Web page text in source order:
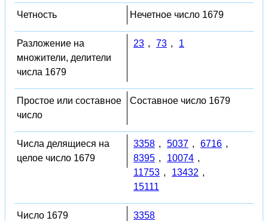
Четность Нечетное число 1679
Разложение на
множители, делители
числа 1679
23 , 73 , 1
Простое или составное
число
Составное число 1679
Числа делящиеся на
целое число 1679
3358 , 5037 , 6716 ,
8395 , 10074 ,
11753 , 13432 ,
15111
Число 1679
3358